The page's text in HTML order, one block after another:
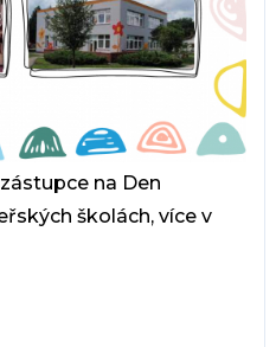
na Den
školách, více v